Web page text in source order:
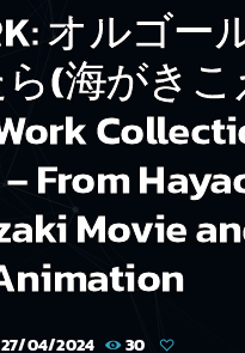
オルゴー
(海がき
From
Movie
27/04/2024 30